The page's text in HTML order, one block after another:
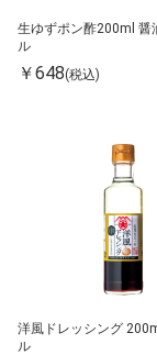
生ゆずポン酢200ml
ル
￥648(税込)
洋風ドレッシング
ル